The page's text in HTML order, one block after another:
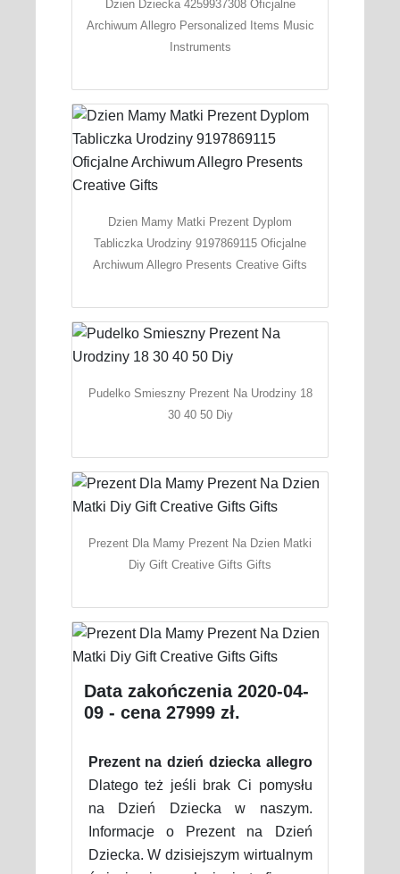
Dzien Dziecka 4259937308 Oficjalne
Archiwum Allegro Personalized Items Music
Instruments
Dzien Mamy Matki Prezent Dyplom
Tabliczka Urodziny 9197869115 Oficjalne
Archiwum Allegro Presents Creative Gifts
Pudelko Smieszny Prezent Na Urodziny 18
30 40 50 Diy
Prezent Dla Mamy Prezent Na Dzien Matki
Diy Gift Creative Gifts Gifts
Data zakończenia 2020-04-
09 - cena 27999 zł.
Prezent na dzień dziecka allegro
Dlatego też jeśli brak Ci pomysłu
na Dzień Dziecka w naszym.
Informacje o Prezent na Dzień
Dziecka. W dzisiejszym wirtualnym